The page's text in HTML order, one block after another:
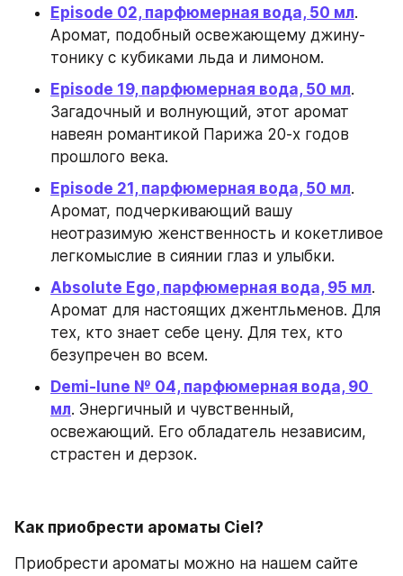
Episode 02, парфюмерная вода, 50 мл.
Аромат, подобный освежающему джину-
тонику с кубиками льда и лимоном.
Episode 19, парфюмерная вода, 50 мл.
Загадочный и волнующий, этот аромат
навеян романтикой Парижа 20-х годов
прошлого века.
Episode 21, парфюмерная вода, 50 мл.
Аромат, подчеркивающий вашу
неотразимую женственность и кокетливое
легкомыслие в сиянии глаз и улыбки.
Absolute Ego, парфюмерная вода, 95 мл.
Аромат для настоящих джентльменов. Для
тех, кто знает себе цену. Для тех, кто
безупречен во всем.
Demi-lune № 04, парфюмерная вода, 90
мл. Энергичный и чувственный,
освежающий. Его обладатель независим,
страстен и дерзок.
Как приобрести ароматы Ciel?